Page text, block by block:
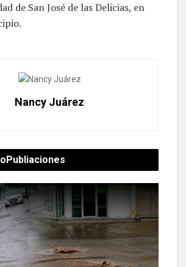
de San José de las Delicias, en
Nancy Juárez
Publiaciones